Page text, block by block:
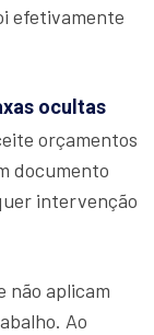
efetivamente
ocultas
orçamentos
documento
intervenção
não aplicam
Ao